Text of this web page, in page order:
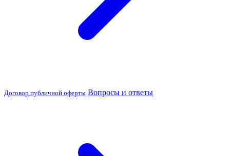
Договор публичной оферты Вопросы и ответы